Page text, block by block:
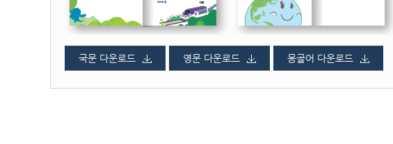
국문 다운로드 영문 다운로드 몽골어 다운로드